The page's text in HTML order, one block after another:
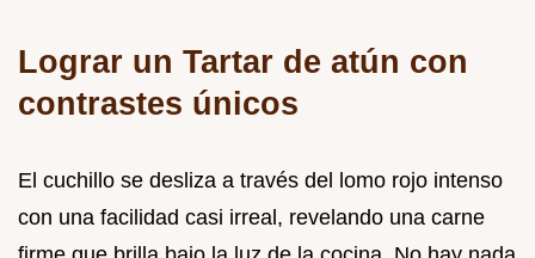
Lograr un Tartar de atún con
contrastes únicos
El cuchillo se desliza a través del lomo rojo intenso
con una facilidad casi irreal, revelando una carne